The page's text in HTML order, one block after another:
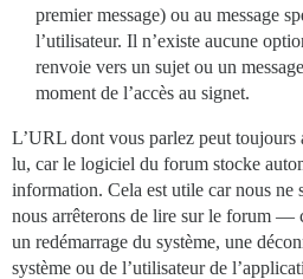
premier message) ou au message
l’utilisateur. Il n’existe aucune
renvoie vers un sujet ou un
moment de l’accès au signet.
L’URL dont vous parlez peut toujours
lu, car le logiciel du forum stocke
information. Cela est utile car nous ne
nous arrêterons de lire sur le forum —
un redémarrage du système, une
système ou de l’utilisateur de